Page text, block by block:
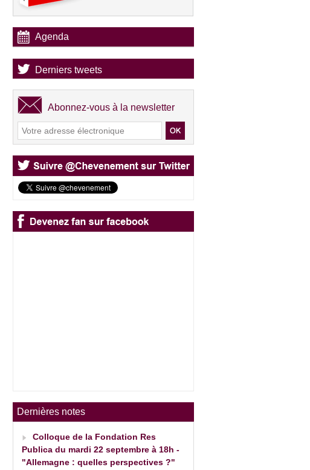
Agenda
Derniers tweets
Abonnez-vous à la newsletter
Dernières notes
Colloque de la Fondation Res
Publica du mardi 22 septembre à 18h -
"Allemagne : quelles perspectives ?"